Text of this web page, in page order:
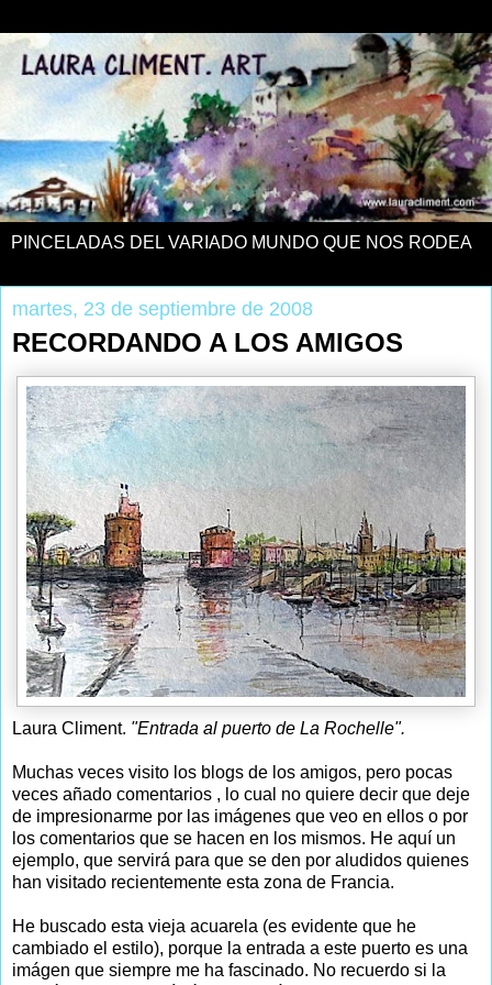
PINCELADAS DEL VARIADO MUNDO QUE NOS RODEA
martes, 23 de septiembre de 2008
RECORDANDO A LOS AMIGOS
Laura Climent. "Entrada al puerto de La Rochelle".
Muchas veces visito los blogs de los amigos, pero pocas
veces añado comentarios , lo cual no quiere decir que deje
de impresionarme por las imágenes que veo en ellos o por
los comentarios que se hacen en los mismos. He aquí un
ejemplo, que servirá para que se den por aludidos quienes
han visitado recientemente esta zona de Francia.
He buscado esta vieja acuarela (es evidente que he
cambiado el estilo), porque la entrada a este puerto es una
imágen que siempre me ha fascinado. No recuerdo si la